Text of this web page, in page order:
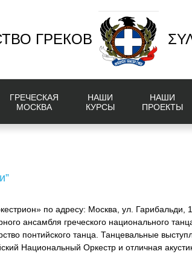
ГРЕКОВ
ГРЕЧЕСКАЯ
МОСКВА
НАШИ
КУРСЫ
НАШИ
ПРОЕКТЫ
по адресу: Москва, ул.
ансамбля греческого национального
понтийского танца. Танцевальные
Национальный Оркестр и отличная